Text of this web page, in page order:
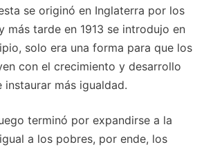
se originó en Inglaterra por los
más tarde en 1913 se introdujo en
solo era una forma para que los
con el crecimiento y desarrollo
instaurar más igualdad.
terminó por expandirse a la
a los pobres, por ende, los